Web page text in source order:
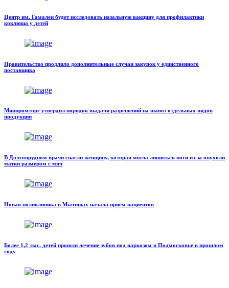
Центр им. Гамалеи будет исследовать назальную вакцину для профилактики
коклюша у детей
Правительство продлило дополнительные случаи закупок у единственного
поставщика
Минпромторг утвердил порядок выдачи разрешений на вывоз отдельных видов
продукции
В Долгопрудном врачи спасли женщину, которая могла лишиться ноги из-за опухоли
матки размером с мяч
Новая поликлиника в Мытищах начала прием пациентов
Более 1,2 тыс. детей прошли лечение зубов под наркозом в Подмосковье в прошлом
году